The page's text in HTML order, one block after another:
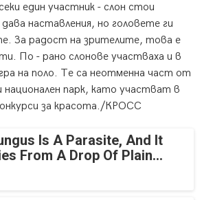
един участник - слон стои
наставления, но головете ги
За радост на зрителите, това е
По - рано слонове участваха и в
на поло. Те са неотменна част от
парк, като участват в
за красота./КРОСС
Is A Parasite, And It
From A Drop Of Plain...